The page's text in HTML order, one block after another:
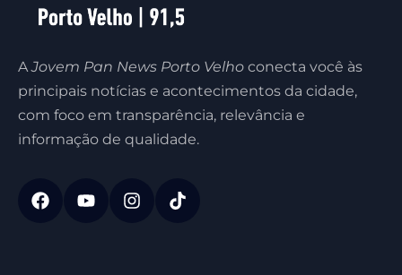
AJovem Pan News Porto Velho conecta você às
principais notícias e acontecimentos da cidade,
com foco em transparência, relevância e
informação de qualidade.